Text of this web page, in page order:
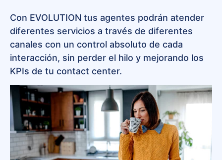
Con EVOLUTION tus agentes podrán atender
diferentes servicios a través de diferentes
canales con un control absoluto de cada
interacción, sin perder el hilo y mejorando los
KPIs de tu contact center.